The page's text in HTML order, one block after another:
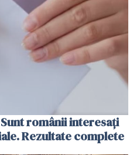
românii interesați
Rezultate complete